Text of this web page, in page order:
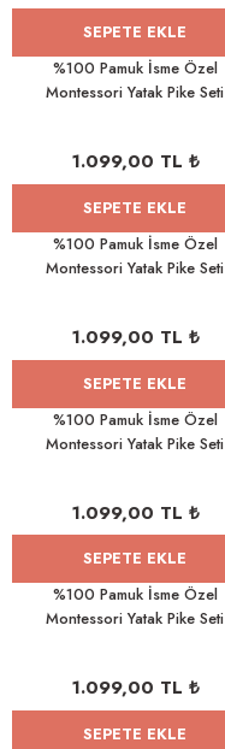
SEPETE EKLE
%100 Pamuk İsme Özel
Montessori Yatak Pike Seti
1.099,00 TL ₺
SEPETE EKLE
%100 Pamuk İsme Özel
Montessori Yatak Pike Seti
1.099,00 TL ₺
SEPETE EKLE
%100 Pamuk İsme Özel
Montessori Yatak Pike Seti
1.099,00 TL ₺
SEPETE EKLE
%100 Pamuk İsme Özel
Montessori Yatak Pike Seti
1.099,00 TL ₺
SEPETE EKLE